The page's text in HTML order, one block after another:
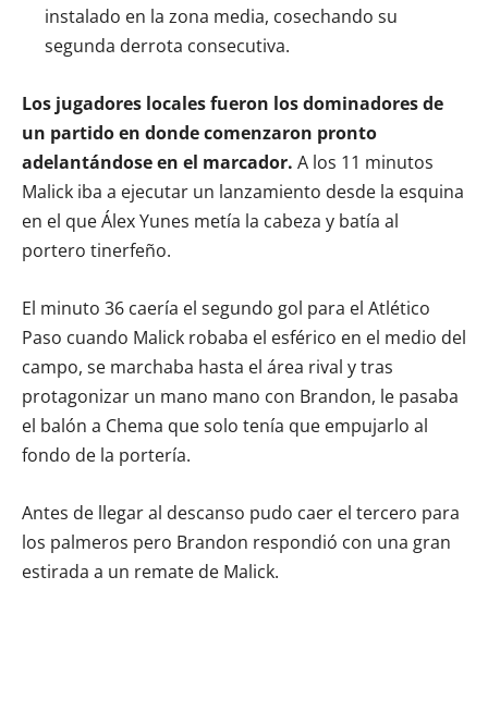
instalado en la zona media, cosechando su
segunda derrota consecutiva.
Los jugadores locales fueron los dominadores de
un partido en donde comenzaron pronto
adelantándose en el marcador. A los 11 minutos
Malick iba a ejecutar un lanzamiento desde la esquina
en el que Álex Yunes metía la cabeza y batía al
portero tinerfeño.
El minuto 36 caería el segundo gol para el Atlético
Paso cuando Malick robaba el esférico en el medio del
campo, se marchaba hasta el área rival y tras
protagonizar un mano mano con Brandon, le pasaba
el balón a Chema que solo tenía que empujarlo al
fondo de la portería.
Antes de llegar al descanso pudo caer el tercero para
los palmeros pero Brandon respondió con una gran
estirada a un remate de Malick.